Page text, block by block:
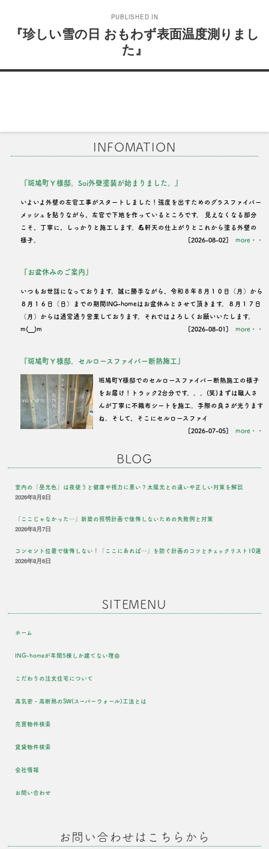
ビ
シ
PUBLISHED IN
『珍しい雪の日 おもわず表面温度測りまし
た』
INFOMATION
『斑鳩町Ｙ様邸。Soi外壁塗装が始まりました。』
いよいよ外壁の左官工事がスタートしました！強度を出すためのグラスファイバー
メッシュを貼りながら、左官で下地を作っているところです。 見えなくなる部分
こそ、丁寧に、しっかりと施工します。💪軒天の仕上がりとこれから塗る外壁の
様子。 [2026-08-02] more・・
『お盆休みのご案内』
いつもお世話になっております。誠に勝手ながら、令和８年８月１０日（月）から
８月１６日（日）までの期間ING-homeはお盆休みとさせて頂きます。８月１７日
（月）からは通常通り営業しております。それではよろしくお願いいたします。
m(__)m [2026-08-01] more・・
『斑鳩町Ｙ様邸。セルロースファイバー断熱施工』
班鳩町Y様邸でのセルロースファイバー断熱施工の様子
をお届け！トラック2台分です。。。(笑)まずは職人さ
んが丁寧に不織布シートを施工。手際の良さが光ります
ね。そして、そこにセルロースファイ
[2026-07-05] more・・
BLOG
室内の「昼光色」は夜使うと健康や視力に悪い？太陽光との違いや正しい対策を解説
2026年8月8日
「ここじゃなかった…」新築の照明計画で後悔しないための失敗例と対策
2026年8月7日
コンセント位置で後悔しない！「ここにあれば…」を防ぐ計画のコツとチェックリスト10選
2026年8月6日
SITEMENU
ホーム
ING-homeが年間5棟しか建てない理由
こだわりの注文住宅について
高気密・高断熱のSW(スーパーウォール)工法とは
売買物件検索
賃貸物件検索
会社情報
お問い合わせ
お問い合わせはこちらから